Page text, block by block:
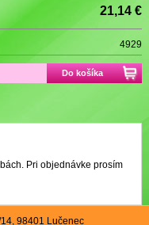
21,14 €
4929
Do košíka
Pri objednávke prosím
98401 Lučenec